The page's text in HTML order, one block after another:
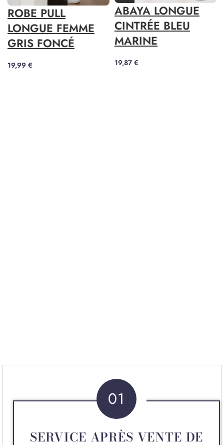
ROBE PULL
LONGUE FEMME
GRIS FONCÉ
19,99 €
ABAYA LONGUE
CINTRÉE BLEU
MARINE
19,87 €
01
SERVICE APRÈS VENTE DE